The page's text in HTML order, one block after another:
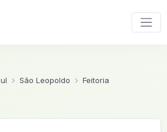
São Leopoldo
Feitoria